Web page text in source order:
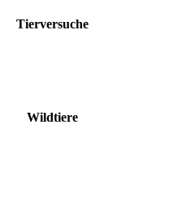
Tierversuche
Wildtiere